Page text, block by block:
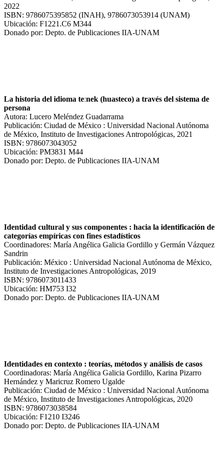
2022
ISBN: 9786075395852 (INAH), 9786073053914 (UNAM)
Ubicación: F1221.C6 M344
Donado por: Depto. de Publicaciones IIA-UNAM
La historia del idioma teːnek (huasteco) a través del sistema de
persona
Autora: Lucero Meléndez Guadarrama
Publicación: Ciudad de México : Universidad Nacional Autónoma
de México, Instituto de Investigaciones Antropológicas, 2021
ISBN: 9786073043052
Ubicación: PM3831 M44
Donado por: Depto. de Publicaciones IIA-UNAM
Identidad cultural y sus componentes : hacia la identificación de
categorías empíricas con fines estadísticos
Coordinadores: María Angélica Galicia Gordillo y Germán Vázquez
Sandrin
Publicación: México : Universidad Nacional Autónoma de México,
Instituto de Investigaciones Antropológicas, 2019
ISBN: 9786073011433
Ubicación: HM753 I32
Donado por: Depto. de Publicaciones IIA-UNAM
Identidades en contexto : teorías, métodos y análisis de casos
Coordinadoras: María Angélica Galicia Gordillo, Karina Pizarro
Hernández y Maricruz Romero Ugalde
Publicación: Ciudad de México : Universidad Nacional Autónoma
de México, Instituto de Investigaciones Antropológicas, 2020
ISBN: 9786073038584
Ubicación: F1210 I3246
Donado por: Depto. de Publicaciones IIA-UNAM